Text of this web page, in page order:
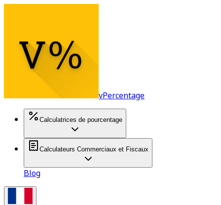
vPercentage
Calculatrices de pourcentage
Calculateurs Commerciaux et Fiscaux
Blog